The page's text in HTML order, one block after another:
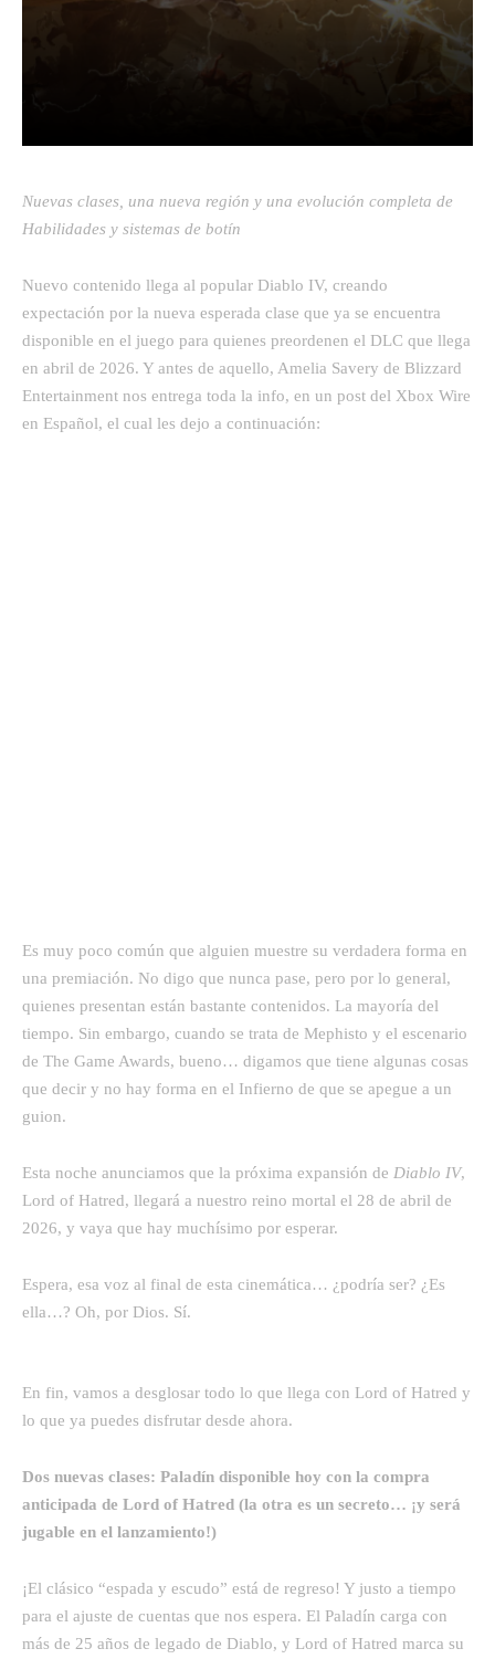
Nuevas clases, una nueva región y una evolución completa de
Habilidades y sistemas de botín
Nuevo contenido llega al popular Diablo IV, creando
expectación por la nueva esperada clase que ya se encuentra
disponible en el juego para quienes preordenen el DLC que llega
en abril de 2026. Y antes de aquello, Amelia Savery de Blizzard
Entertainment nos entrega toda la info, en un post del Xbox Wire
en Español, el cual les dejo a continuación:
Es muy poco común que alguien muestre su verdadera forma en
una premiación. No digo que nunca pase, pero por lo general,
quienes presentan están bastante contenidos. La mayoría del
tiempo. Sin embargo, cuando se trata de Mephisto y el escenario
de The Game Awards, bueno… digamos que tiene algunas cosas
que decir y no hay forma en el Infierno de que se apegue a un
guion.
Esta noche anunciamos que la próxima expansión de Diablo IV,
Lord of Hatred, llegará a nuestro reino mortal el 28 de abril de
2026, y vaya que hay muchísimo por esperar.
Espera, esa voz al final de esta cinemática… ¿podría ser? ¿Es
ella…? Oh, por Dios. Sí.
En fin, vamos a desglosar todo lo que llega con Lord of Hatred y
lo que ya puedes disfrutar desde ahora.
Dos nuevas clases: Paladín disponible hoy con la compra
anticipada de Lord of Hatred (la otra es un secreto… ¡y será
jugable en el lanzamiento!)
¡El clásico “espada y escudo” está de regreso! Y justo a tiempo
para el ajuste de cuentas que nos espera. El Paladín carga con
más de 25 años de legado de Diablo, y Lord of Hatred marca su